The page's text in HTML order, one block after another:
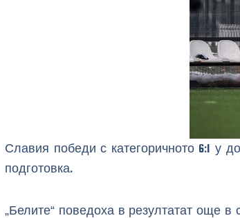
Славия победи с категоричното 6:1 у
подготовка.
„Белите“ поведоха в резултатат още